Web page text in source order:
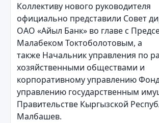
Коллективу нового руководителя
официально представили Совет
ОАО «Айыл Банк» во главе с
Малабеком Токтоболотовым, а
также Начальник управления по
хозяйственными обществами и
корпоративному управлению
управлению государственным
Правительстве Кыргызской
Малбашев.